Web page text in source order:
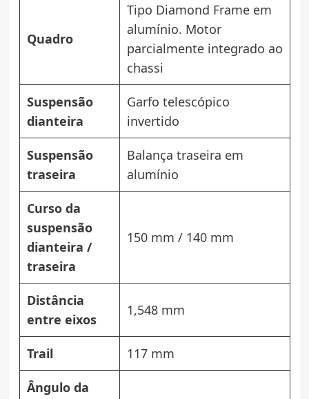
Quadro
Tipo Diamond Frame em
alumínio. Motor
parcialmente integrado ao
chassi
Suspensão
dianteira
Garfo telescópico
invertido
Suspensão
traseira
Balança traseira em
alumínio
Curso da
suspensão
dianteira /
traseira
150 mm / 140 mm
Distância
entre eixos
1,548 mm
Trail 117 mm
Ângulo da